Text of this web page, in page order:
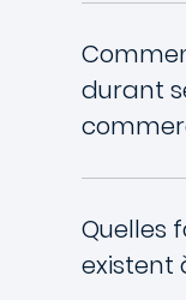
durant
Quelles
existent